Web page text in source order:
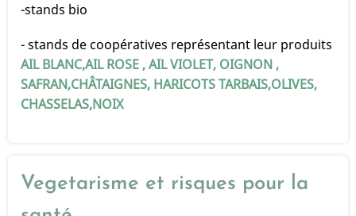
-stands bio
- stands de coopératives représentant leur produits
AIL BLANC,AIL ROSE , AIL VIOLET, OIGNON ,
SAFRAN,CHÂTAIGNES, HARICOTS TARBAIS,OLIVES,
CHASSELAS,NOIX
Vegetarisme et risques pour la